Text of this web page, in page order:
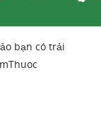
bạn có trải